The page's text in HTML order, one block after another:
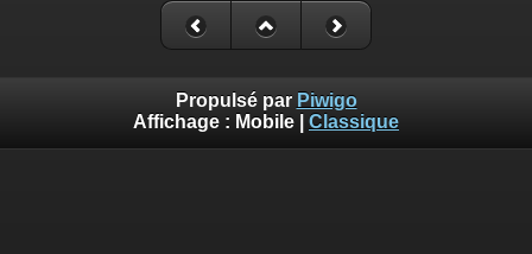
Propulsé par Piwigo
Affichage : Mobile Classique